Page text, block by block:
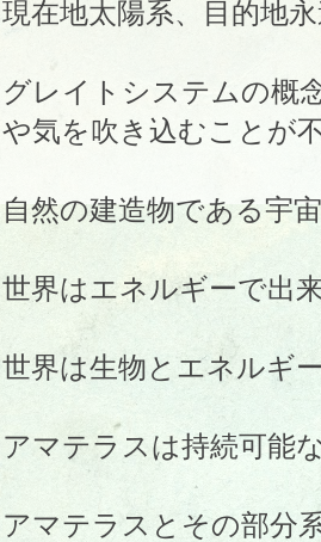
現在地太陽系、目的地
グレイトシステムの概
や気を吹き込むことが
自然の建造物である宇
世界はエネルギーで
世界は生物とエネル
アマテラスは持続可能
アマテラスとその部分